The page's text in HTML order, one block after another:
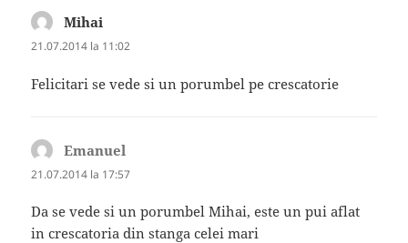
Mihai
21.07.2014 la 11:02
Felicitari se vede si un porumbel pe crescatorie
Emanuel
21.07.2014 la 17:57
Da se vede si un porumbel Mihai, este un pui aflat
in crescatoria din stanga celei mari